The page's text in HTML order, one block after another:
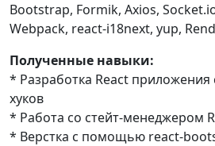
Bootstrap, Formik, Axios,
Webpack, react-i18next, yup,
Полученные навыки:
* Разработка React
хуков
* Работа со стейт-менеджером
* Верстка с помощью react-